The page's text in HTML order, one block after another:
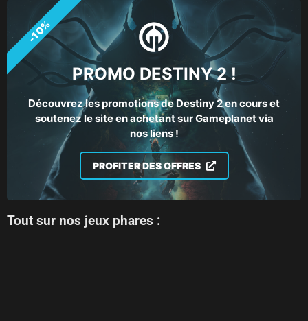
PROMO DESTINY 2 !
Découvrez les promotions de Destiny 2 en cours et
soutenez le site en achetant sur Gameplanet via
nos liens !
PROFITER DES OFFRES
-10%
Tout sur nos jeux phares :